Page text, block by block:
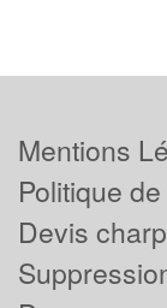
Mentions
Politique
Devis